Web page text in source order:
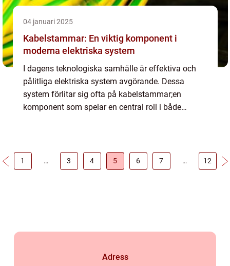
04 januari 2025
Kabelstammar: En viktig komponent i
moderna elektriska system
I dagens teknologiska samhälle är effektiva och
pålitliga elektriska system avgörande. Dessa
system förlitar sig ofta på kabelstammar;en
komponent som spelar en central roll i både
1 … 3 4 5 6 7 … 12
Adress